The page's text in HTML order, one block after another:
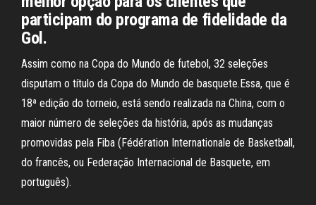
participam do programa de fidelidade da
Gol.
Assim como na Copa do Mundo de futebol, 32 seleções
disputam o título da Copa do Mundo de basquete.Essa, que é
18ª edição do torneio, está sendo realizada na China, com o
maior número de seleções da história, após as mudanças
promovidas pela Fiba (Fédération Internationale de Basketball,
do francês, ou Federação Internacional de Basquete, em
português).